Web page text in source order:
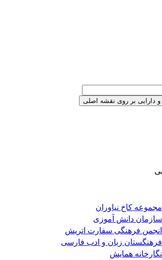
مجموعه کاخ نیاوران
سازمان دانش آموزی
انجمن فرهنگی سفارت اتریش
فرهنگستان زبان و ادب فارسی
نگارخانه همایش